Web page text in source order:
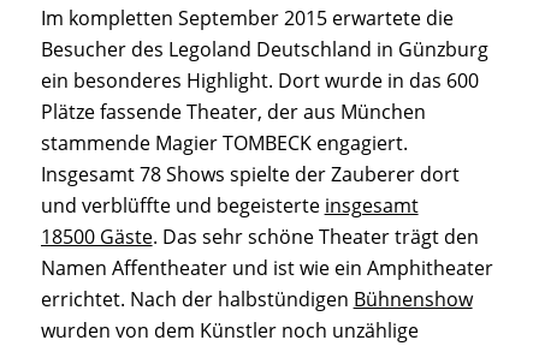
Im kompletten September 2015 erwartete die
Besucher des Legoland Deutschland in Günzburg
ein besonderes Highlight. Dort wurde in das 600
Plätze fassende Theater, der aus München
stammende Magier TOMBECK engagiert.
Insgesamt 78 Shows spielte der Zauberer dort
und verblüffte und begeisterte insgesamt
18500 Gäste. Das sehr schöne Theater trägt den
Namen Affentheater und ist wie ein Amphitheater
errichtet. Nach der halbstündigen Bühnenshow
wurden von dem Künstler noch unzählige